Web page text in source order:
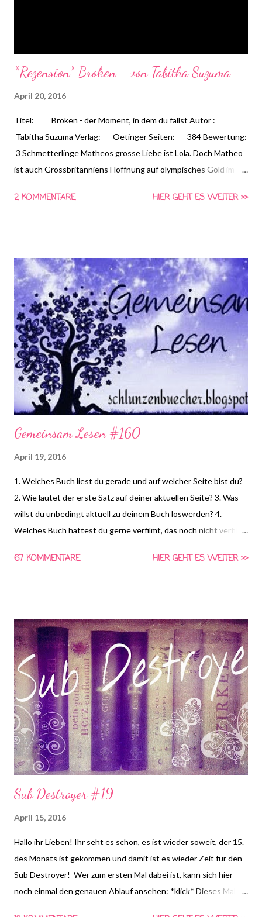
*Rezension* Broken - von Tabitha Suzuma
April 20, 2016
Titel: Broken - der Moment, in dem du fällst Autor :
Tabitha Suzuma Verlag: Oetinger Seiten: 384 Bewertung:
3 Schmetterlinge Matheos grosse Liebe ist Lola. Doch Matheo
ist auch Grossbritanniens Hoffnung auf olympisches Gold im
begeistert über die Beziehung. Zum Glück ist Lolas Vater
Erinnerung an die Nacht zuvor. Erst als er sich beim
Turmspringen am Kopf verletzt, kommt die Erinnerung zurück.
****BITTE NICHT WEITERLESEN WENN IHR NICHT SO
GESPOILERT WERDEN WOLLT WIE ICH**** (alle die, die den
vollständigen Werbungstext von Lovelybooks, Amazon,
Verlagshomepage, etc. kennen, können weiterlesen)
2 KOMMENTARE HIER GEHT ES WEITER >>
Gemeinsam Lesen #160
April 19, 2016
1. Welches Buch liest du gerade und auf welcher Seite bist du?
2. Wie lautet der erste Satz auf deiner aktuellen Seite? 3. Was
willst du unbedingt aktuell zu deinem Buch loswerden? 4.
Welches Buch hättest du gerne verfilmt, das noch nicht verfilmt
Frage für nächste Woche anschauen und Vorschläge für die
bei Steffi & Nadja von Schlunzen-Bücher statt. Teilnehmen darf
jeder wann immer er Lust und Zeit dazu hat. Die Fragen dürfen
auch nach Dienstag noch beantwortet werden. Bitte benutzt
bei einer Teilnahme das Gemeinsam-Lesen Logo!
67 KOMMENTARE HIER GEHT ES WEITER >>
Sub Destroyer #19
April 15, 2016
Hallo ihr Lieben! Ihr seht es schon, es ist wieder soweit, der 15.
des Monats ist gekommen und damit ist es wieder Zeit für den
Sub Destroyer! Wer zum ersten Mal dabei ist, kann sich hier
noch einmal den genauen Ablauf ansehen: *klick* Dieses Mal